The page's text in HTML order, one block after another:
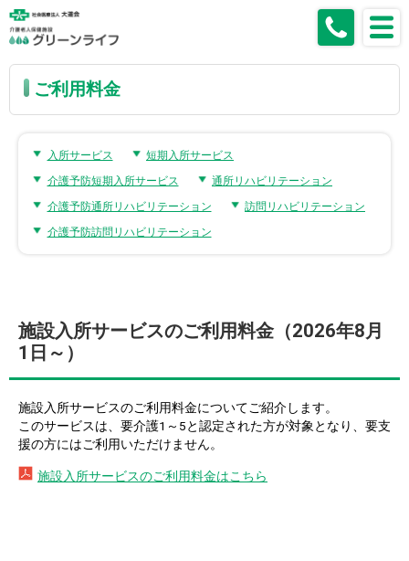
ご利用料金
入所サービス
短期入所サービス
介護予防短期入所サービス
通所リハビリテーション
介護予防通所リハビリテーション
訪問リハビリテーション
介護予防訪問リハビリテーション
施設入所サービスのご利用料金（2026年8月
1日～）
施設入所サービスのご利用料金についてご紹介します。
このサービスは、要介護1～5と認定された方が対象となり、要支
援の方にはご利用いただけません。
施設入所サービスのご利用料金はこちら